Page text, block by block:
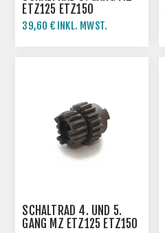
ETZ125 ETZ150
39,60 € INKL. MWST.
SCHALTRAD 4. UND 5.
GANG MZ ETZ125 ETZ150